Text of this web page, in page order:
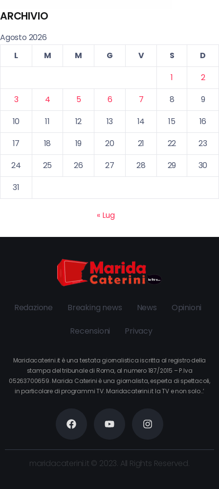
ARCHIVIO
Agosto 2026
L
M M G V S
D
1
2
3
4 5 6 7 8
9
10
11 12 13 14 15
16
17
18 19 20 21 22
23
24
25 26 27 28 29
30
31
« Lug
Redazione Breaking news News Opinioni
Recensioni Privacy
Maridacaterini.it è una testata giornalistica iscritta al registro della
stampa del tribunale di Roma, al numero 187/2015 – P.Iva
05263700659. Marida Caterini è una giornalista, esperta di spettacoli,
in particolare di programmi TV. Maridacaterini.it la TV e non solo…’
maridacaterini.it © 2023. All Rights Reserved.